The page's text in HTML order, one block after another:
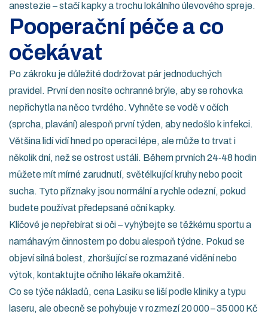
anestezie – stačí kapky a trochu lokálního úlevového spreje.
Pooperační péče a co
očekávat
Po zákroku je důležité dodržovat pár jednoduchých
pravidel. První den nosíte ochranné brýle, aby se rohovka
nepřichytla na něco tvrdého. Vyhněte se vodě v očích
(sprcha, plavání) alespoň první týden, aby nedošlo k infekci.
Většina lidí vidí hned po operaci lépe, ale může to trvat i
několik dní, než se ostrost ustálí. Během prvních 24‑48 hodin
můžete mít mírné zarudnutí, světélkující kruhy nebo pocit
sucha. Tyto příznaky jsou normální a rychle odezní, pokud
budete používat předepsané oční kapky.
Klíčové je nepřebírat si oči – vyhýbejte se těžkému sportu a
namáhavým činnostem po dobu alespoň týdne. Pokud se
objeví silná bolest, zhoršující se rozmazané vidění nebo
výtok, kontaktujte očního lékaře okamžitě.
Co se týče nákladů, cena Lasiku se liší podle kliniky a typu
laseru, ale obecně se pohybuje v rozmezí 20 000 – 35 000 Kč